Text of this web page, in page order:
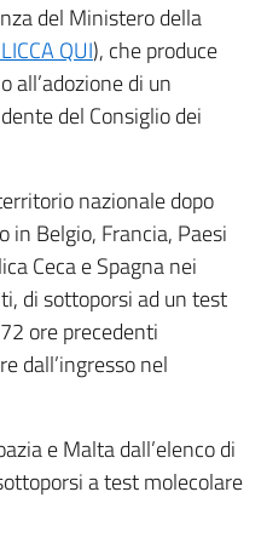
del Ministero della
QUI), che produce
all’adozione di un
del Consiglio dei
nazionale dopo
Belgio, Francia, Paesi
Ceca e Spagna nei
di sottoporsi ad un test
ore precedenti
dall’ingresso nel
e Malta dall’elenco di
a test molecolare